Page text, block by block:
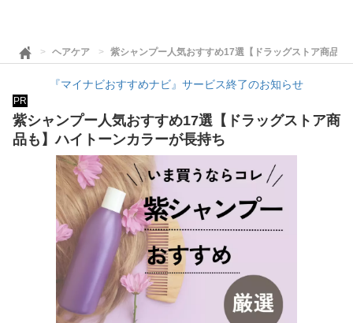
ヘアケア 紫シャンプー人気おすすめ17選【ドラッグストア商品も
『マイナビおすすめナビ』サービス終了のお知らせ
PR
紫シャンプー人気おすすめ17選【ドラッグストア商
品も】ハイトーンカラーが長持ち